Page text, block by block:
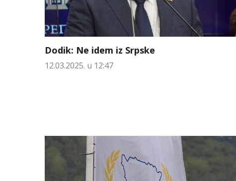
Dodik: Ne idem iz Srpske
12.03.2025. u 12:47